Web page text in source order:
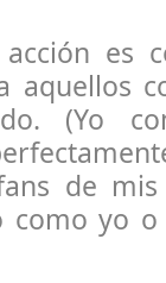
es
aquellos
(Yo
de
yo